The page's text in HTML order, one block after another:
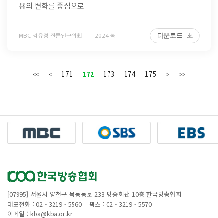
용의 변화를 중심으로
MBC 김유정 전문연구위원 2024 봄 다운로드
171 172 173 174 175
[07995] 서울시 양천구 목동동로 233 방송회관 10층 한국방송협회
대표전화 : 02 - 3219 - 5560
팩스 : 02 - 3219 - 5570
이메일 : kba@kba.or.kr